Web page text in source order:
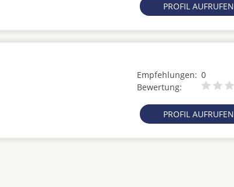
PROFIL AUFRUFEN
Empfehlungen: 0
Bewertung:
PROFIL AUFRUFEN